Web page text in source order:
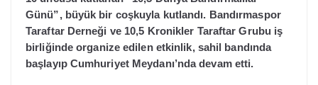
Günü”, büyük bir coşkuyla kutlandı. Bandırmaspor
Taraftar Derneği ve 10,5 Kronikler Taraftar Grubu iş
birliğinde organize edilen etkinlik, sahil bandında
başlayıp Cumhuriyet Meydanı’nda devam etti.